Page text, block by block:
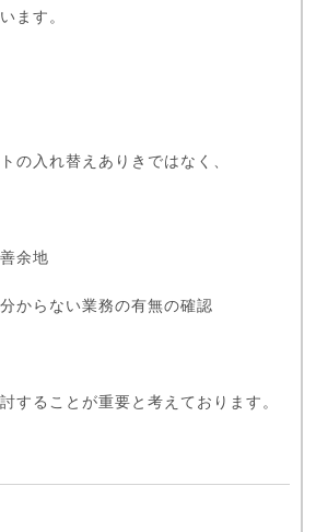
ます。
の入れ替えありきではなく、
余地
からない業務の有無の確認
することが重要と考えております。